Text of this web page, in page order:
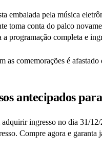
embalada pela música
toma conta do palco
programação completa e
as comemorações é
antecipados
ingresso no dia 31/
Compre agora e